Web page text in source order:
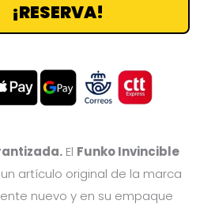
¡RESERVA!
El Funko Invincible
artículo original de la marca
nuevo y en su empaque